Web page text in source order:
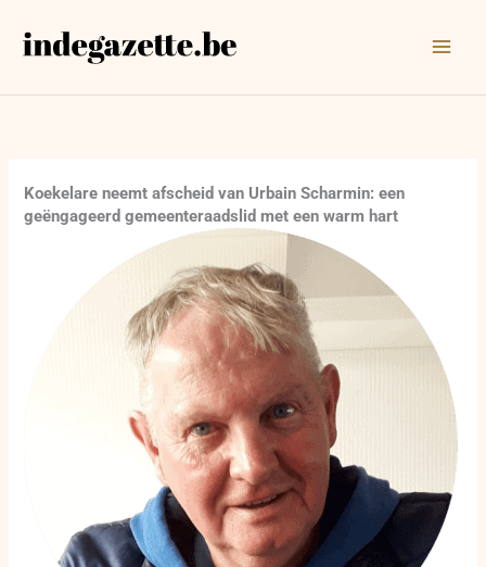
naar
Koekelare neemt afscheid van Urbain Scharmin: een
geëngageerd gemeenteraadslid met een warm hart